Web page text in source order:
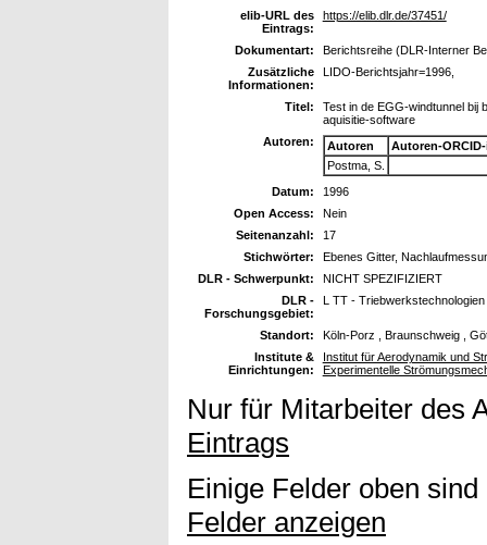
elib-URL des
Eintrags:
https://elib.dlr.de/37451/
Dokumentart:
Berichtsreihe (DLR-Interner
Zusätzliche
Informationen:
LIDO-Berichtsjahr=1996,
Titel:
Test in de EGG-windtunnel bij
aquisitie-software
Autoren:
Autoren
Autoren-
Postma, S.
Datum:
1996
Open Access:
Nein
Seitenanzahl:
17
Stichwörter:
Ebenes Gitter,
DLR - Schwerpunkt:
NICHT SPEZIFIZIERT
DLR -
Forschungsgebiet:
L TT - Triebwerkstechnologien
Standort:
Köln-Porz , Braunschweig ,
Institute &
Einrichtungen:
Institut für Aerodynamik und
Experimentelle
Nur für Mitarbeiter des
Eintrags
Einige Felder oben
Felder anzeigen